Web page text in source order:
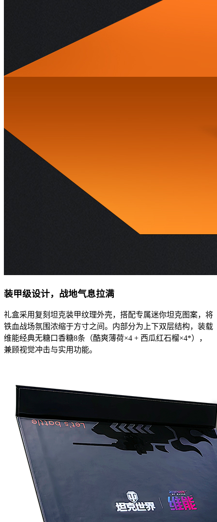
装甲级设计，战地气息拉满
礼盒采用复刻坦克装甲纹理外壳，搭配专属迷你坦克图案，将
铁血战场氛围浓缩于方寸之间。内部分为上下双层结构，装载
维能经典无糖口香糖8条（酷爽薄荷×4 + 西瓜红石榴×4*），
兼顾视觉冲击与实用功能。